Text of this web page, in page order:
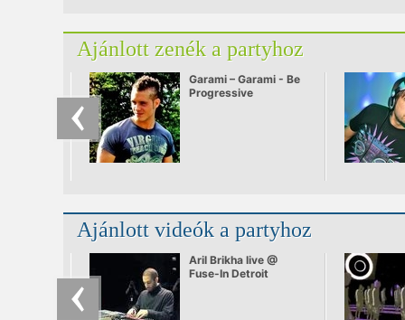
Ajánlott zenék a partyhoz
Garami – Garami - Be
Progressive
Ajánlott videók a partyhoz
Aril Brikha live @
Fuse-In Detroit